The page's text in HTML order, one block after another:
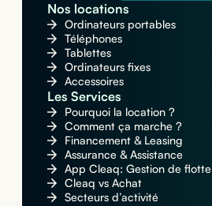
Nos locations
Ordinateurs portables
Téléphones
Tablettes
Ordinateurs fixes
Accessoires
Les Services
Pourquoi la location ?
Comment ça marche ?
Financement & Leasing
Assurance & Assistance
App Cleaq: Gestion de flotte
Cleaq vs Achat
Secteurs d’activité